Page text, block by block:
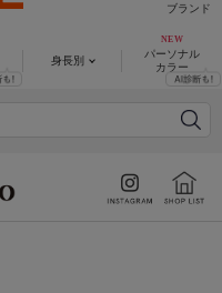
ブランド
身長別
パーソナル
カラー